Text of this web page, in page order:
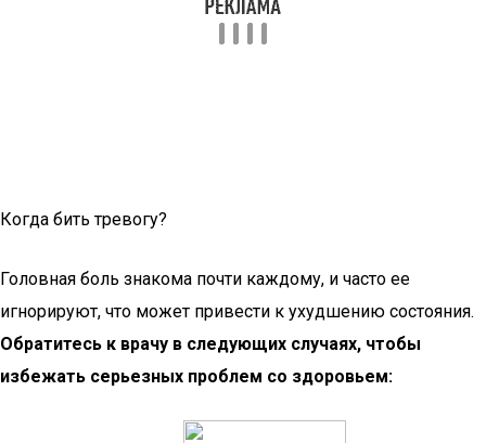
Когда бить тревогу?
Головная боль знакома почти каждому, и часто ее
игнорируют, что может привести к ухудшению состояния.
Обратитесь к врачу в следующих случаях, чтобы
избежать серьезных проблем со здоровьем: